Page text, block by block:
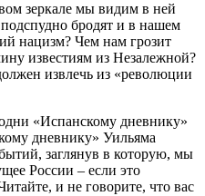
зеркале мы видим в ней
бродят и в нашем
нацизм? Чем нам грозит
известиям из Незалежной?
извлечь из «революции
«Испанскому дневнику»
дневнику» Уильяма
заглянув в которую, мы
России – если это
и не говорите, что вас